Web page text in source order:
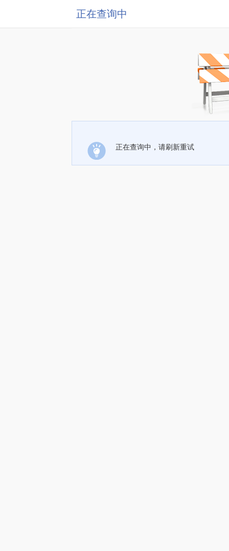
正在查询中
正在查询中，请刷新重试